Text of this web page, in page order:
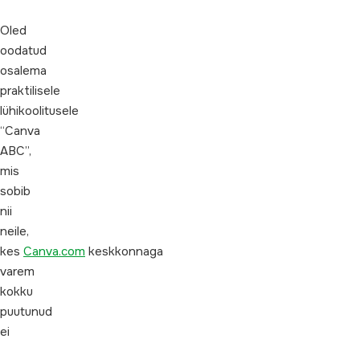
Oled
oodatud
osalema
praktilisele
lühikoolitusele
“Canva
ABC”,
mis
sobib
nii
neile,
kes Canva.com keskkonnaga
varem
kokku
puutunud
ei